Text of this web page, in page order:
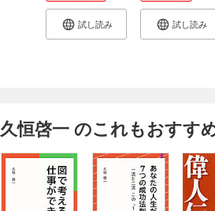
試し読み 試し読み
久恒啓一 のこれもおすす